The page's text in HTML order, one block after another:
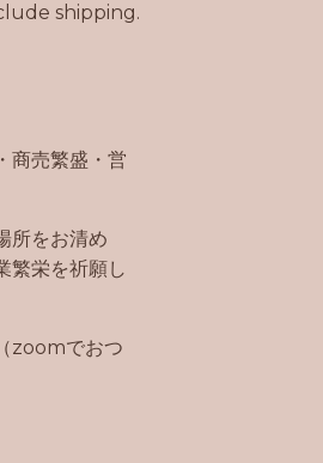
shipping.
商売繁盛・営
所をお清め
繁栄を祈願し
zoomでおつ